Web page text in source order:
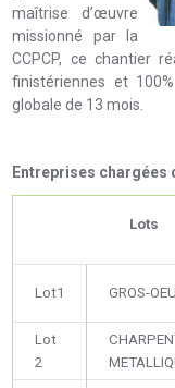
maîtrise d’œuvre
missionné par la
CCPCP, ce chantier
finistériennes et
globale de 13 mois.
Entreprises chargées
Lots
Lot1 GROS-
Lot
2